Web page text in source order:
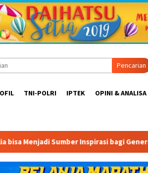
Pencarian
TNI-POLRI IPTEK OPINI & ANALISA
Muda, Pelaku Usaha,